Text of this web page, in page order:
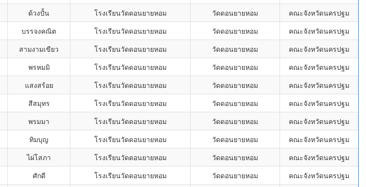
ด้วงปั้น โรงเรียนวัดดอนยายหอม วัดดอนยายหอม
คณะจังหวัดนครปฐม
บรรจงคณิต โรงเรียนวัดดอนยายหอม วัดดอนยายหอม
คณะจังหวัดนครปฐม
สามงามเขียว โรงเรียนวัดดอนยายหอม วัดดอนยายหอม
คณะจังหวัดนครปฐม
พรหมมิ โรงเรียนวัดดอนยายหอม วัดดอนยายหอม
คณะจังหวัดนครปฐม
แสงสร้อย โรงเรียนวัดดอนยายหอม วัดดอนยายหอม
คณะจังหวัดนครปฐม
สีสมุทร โรงเรียนวัดดอนยายหอม วัดดอนยายหอม
คณะจังหวัดนครปฐม
พรมมา โรงเรียนวัดดอนยายหอม วัดดอนยายหอม
คณะจังหวัดนครปฐม
ทิมบุญ โรงเรียนวัดดอนยายหอม วัดดอนยายหอม
คณะจังหวัดนครปฐม
ไผ่โสภา โรงเรียนวัดดอนยายหอม วัดดอนยายหอม
คณะจังหวัดนครปฐม
ศักดี โรงเรียนวัดดอนยายหอม วัดดอนยายหอม คณะจังหวัดนครปฐม